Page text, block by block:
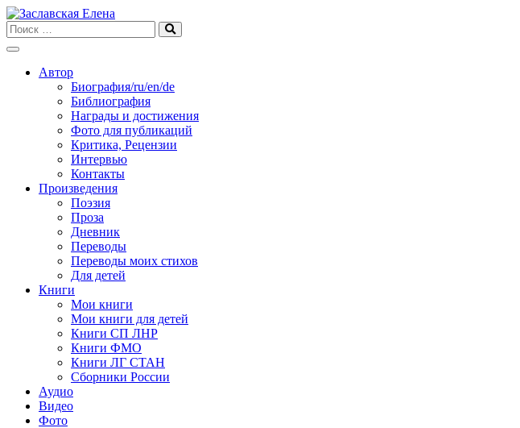
Skip
to
content
Автор
Биография/ru/en/de
Библиография
Награды и достижения
Фото для публикаций
Критика, Рецензии
Интервью
Контакты
Произведения
Поэзия
Проза
Дневник
Переводы
Переводы моих стихов
Для детей
Книги
Мои книги
Мои книги для детей
Книги СП ЛНР
Книги ФМО
Книги ЛГ СТАН
Сборники России
Аудио
Видео
Фото